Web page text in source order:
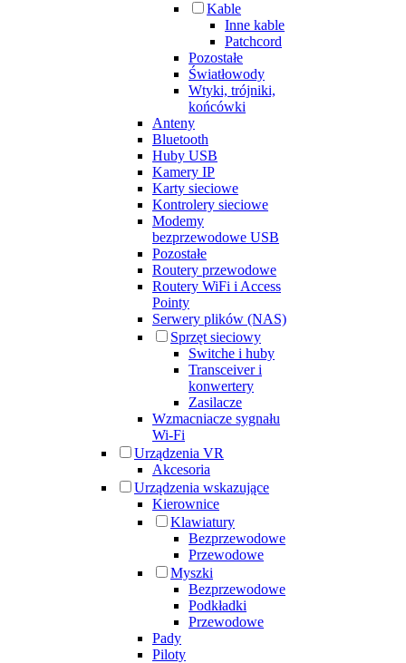
Kable
Inne kable
Patchcord
Pozostałe
Światłowody
Wtyki, trójniki,
końcówki
Anteny
Bluetooth
Huby USB
Kamery IP
Karty sieciowe
Kontrolery sieciowe
Modemy
bezprzewodowe USB
Pozostałe
Routery przewodowe
Routery WiFi i Access
Pointy
Serwery plików (NAS)
Sprzęt sieciowy
Switche i huby
Transceiver i
konwertery
Zasilacze
Wzmacniacze sygnału
Wi-Fi
Urządzenia VR
Akcesoria
Urządzenia wskazujące
Kierownice
Klawiatury
Bezprzewodowe
Przewodowe
Myszki
Bezprzewodowe
Podkładki
Przewodowe
Pady
Piloty